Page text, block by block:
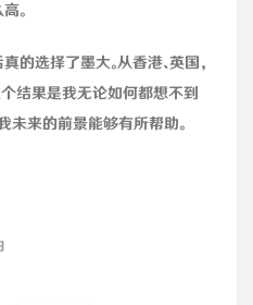
。
的选择了墨大。从香港、英国，
结果是我无论如何都想不到
未来的前景能够有所帮助。